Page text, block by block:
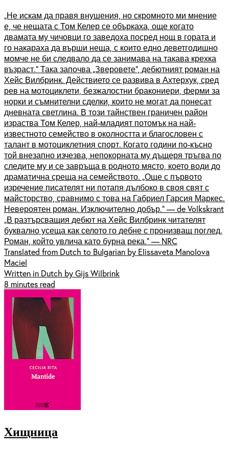
„Не искам да правя внушения, но скромното ми мнение
е, че нещата с Том Келер се объркаха, още когато
двамата му чичовци го заведоха посред нощ в гората и
го накараха да върши неща, с които едно деветгодишно
момче не би следвало да се занимава на такава крехка
възраст.“ Така започва „Зверовете“, дебютният роман на
Хейс Вилбринк. Действието се развива в Ахтерхук, сред
рев на мотоциклети, безжалостни бракониери, ферми за
норки и съмнителни сделки, които не могат да понесат
дневната светлина. В този тайнствен граничен район
израства Том Келер, най-младият потомък на най-
известното семейство в околността и благословен с
талант в мотоциклетния спорт. Когато години по-късно
той внезапно изчезва, непокорната му дъщеря тръгва по
следите му и се завръща в родното място, което води до
драматична среща на семейството. „Още с първото
изречение писателят ни потапя дълбоко в своя свят с
майсторство, сравнимо с това на Габриел Гарсия Маркес.
Невероятен роман. Изключително добър.“ — de Volkskrant
„В разтърсващия дебют на Хейс Вилбринк читателят
буквално усеща как селото го дебне с пронизващ поглед.
Роман, който увлича като бурна река.“ — NRC
Translated from Dutch to Bulgarian by Elissaveta Manolova
Maciel
Written in Dutch by Gijs Wilbrink
8 minutes read
Хищница